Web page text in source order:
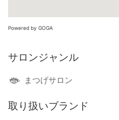
Powered by GOGA
サロンジャンル
まつげサロン
取り扱いブランド